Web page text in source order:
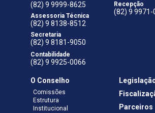
(82) 9 9999-8625
Assessoria Técnica
(82) 9 8138-8512
Secretaria
(82) 9 8181-9050
Contabilidade
(82) 9 9925-0066
Recepção
(82) 9 9971-
O Conselho
Comissões
Estrutura
Institucional
Parceiros